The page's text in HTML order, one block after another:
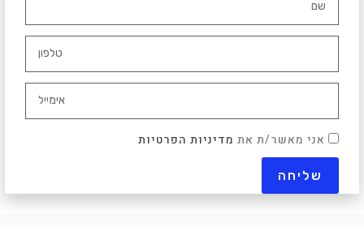
אני מאשר/ת את מדיניות הפרטיות